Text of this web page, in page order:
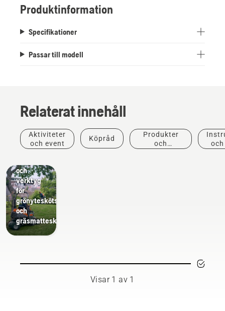
Produktinformation
Specifikationer
Passar till modell
Relaterat innehåll
Aktiviteter
och event
Köpråd
Produkter
och
Lösningar
Professionell
och
verktyg
för
grönyteskötsel
och
gräsmatteskötsel
Visar 1 av 1